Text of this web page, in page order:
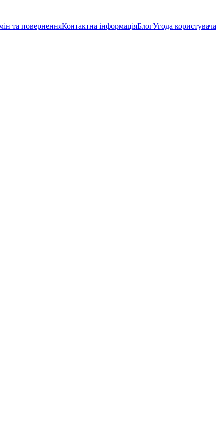
та поверненняКонтактна інформаціяБлогУгода користувача